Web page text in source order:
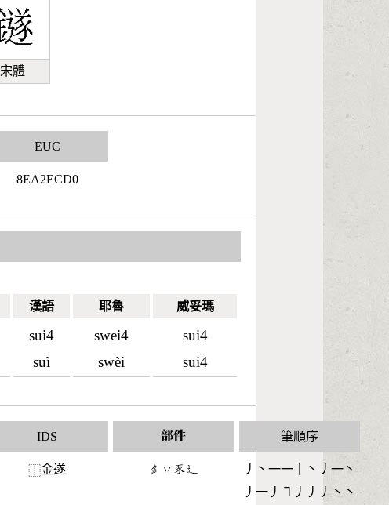
宋體
EUC
8EA2ECD0
漢語 耶魯 威妥瑪
sui4
suì
swei4
swèi
sui4
sui4
IDS
⿰金遂
部件
󶇕󶁅󶆩󶃼
筆順序
丿丶一一丨丶丿一丶
丿一丿㇕丿丿丿丶丶